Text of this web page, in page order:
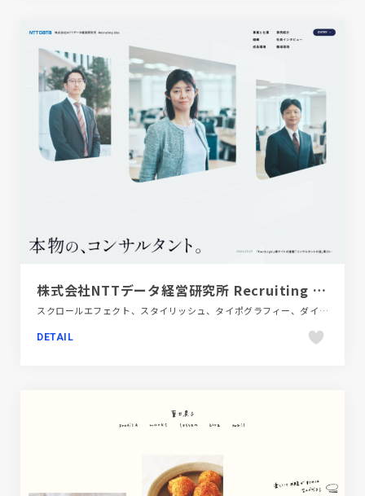
株式会社NTTデータ経営研究所 Recruiting site
スクロールエフェクト、スタイリッシュ、タイポグラフィー、ダイナミック、フラットデザイン、ホワイト系、新卒・中途採用サイト、金融・法律・人材・専門職
DETAIL